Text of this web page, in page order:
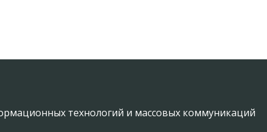
технологий и массовых коммуникаций